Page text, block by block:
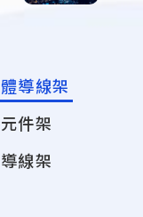
導線架
件架
線架